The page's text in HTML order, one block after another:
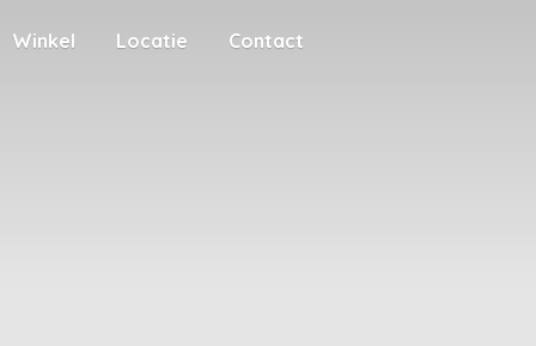
Winkel Locatie Contact